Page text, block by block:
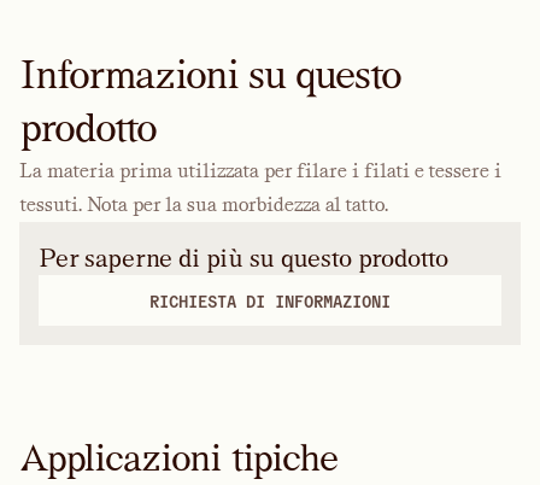
Informazioni su questo
prodotto
La materia prima utilizzata per filare i filati e tessere i
tessuti. Nota per la sua morbidezza al tatto.
Per saperne di più su questo prodotto
RICHIESTA DI INFORMAZIONI
Applicazioni tipiche